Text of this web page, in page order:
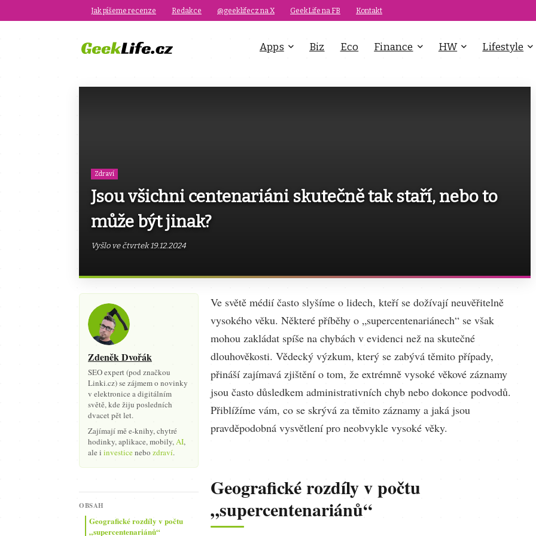
Jak píšeme recenze Redakce @geeklifecz na X GeekLife na FB Kontakt
Apps Biz Eco Finance HW Lifestyle
Zdraví
Jsou všichni centenariáni skutečně tak staří, nebo to
může být jinak?
Vyšlo ve čtvrtek 19.12.2024
Zdeněk Dvořák
SEO expert (pod značkou
Linki.cz) se zájmem o novinky
v elektronice a digitálním
světě, kde žiju posledních
dvacet pět let.
Zajímají mě e-knihy, chytré
hodinky, aplikace, mobily,AI,
ale i investicenebo zdraví.
OBSAH
Geografické rozdíly v počtu
„supercentenariánů“
Ve světě médií často slyšíme o lidech, kteří se dožívají neuvěřitelně
vysokého věku. Některé příběhy o „supercentenariánech“ se však
mohou zakládat spíše na chybách v evidenci než na skutečné
dlouhověkosti. Vědecký výzkum, který se zabývá těmito případy,
přináší zajímavá zjištění o tom, že extrémně vysoké věkové záznamy
jsou často důsledkem administrativních chyb nebo dokonce podvodů.
Přiblížíme vám, co se skrývá za těmito záznamy a jaká jsou
pravděpodobná vysvětlení pro neobvykle vysoké věky.
Geografické rozdíly v počtu
„supercentenariánů“